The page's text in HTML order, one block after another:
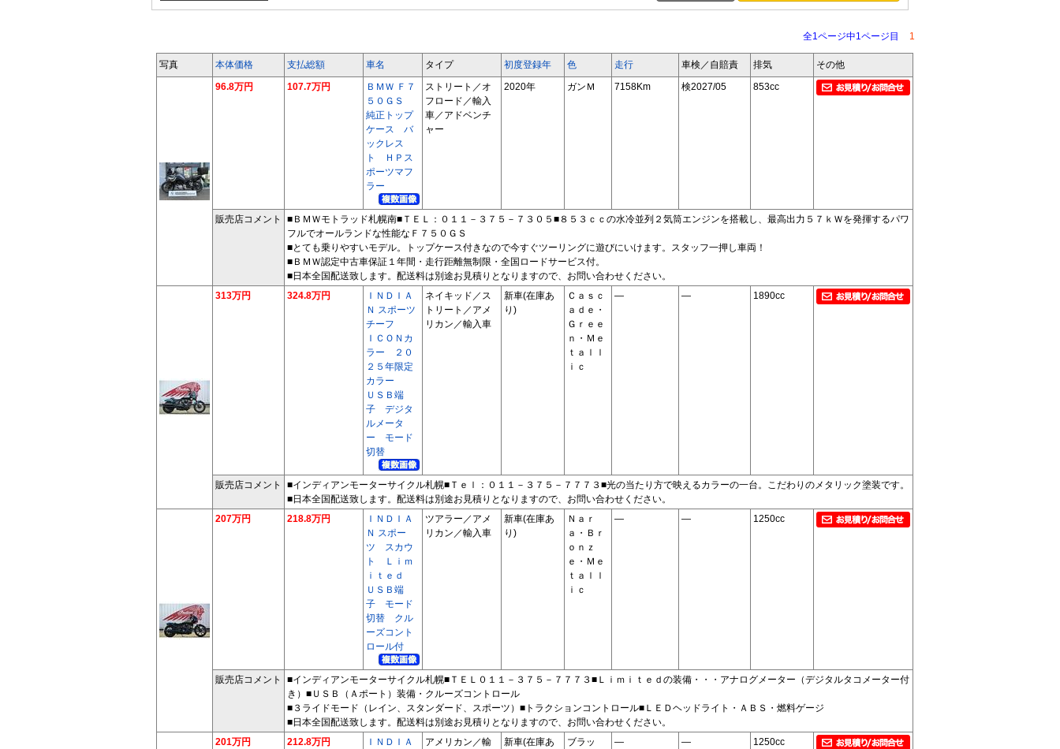
全1ページ中1ページ目 1
写真 本体価格 支払総額 車名 タイプ 初度登録年 色 走行 車検／自賠責 排気
その他
96.8万円
107.7万円
ＢＭＷ Ｆ７
５０ＧＳ
純正トップ
ケース バ
ックレス
ト ＨＰス
ポーツマフ
ラー
ストリート／オ
フロード／輸入
車／アドベンチ
ャー
2020年 ガンＭ 7158Km 検2027/05 853cc
販売店コメント
■ＢＭＷモトラッド札幌南■ＴＥＬ：０１１－３７５－７３０５■８５３ｃｃの水冷並列２気筒エンジンを搭載し、最高出力５７ｋＷを発揮するパワ
フルでオールランドな性能なＦ７５０ＧＳ
■とても乗りやすいモデル。トップケース付きなので今すぐツーリングに遊びにいけます。スタッフ一押し車両！
■ＢＭＷ認定中古車保証１年間・走行距離無制限・全国ロードサービス付。
■日本全国配送致します。配送料は別途お見積りとなりますので、お問い合わせください。
313万円
324.8万円
ＩＮＤＩＡ
Ｎ スポーツ
チーフ
ＩＣＯＮカ
ラー ２０
２５年限定
カラー
ＵＳＢ端
子 デジタ
ルメータ
ー モード
切替
ネイキッド／ス
トリート／アメ
リカン／輸入車
新車(在庫あ
り)
Ｃａｓｃ
ａｄｅ・
Ｇｒｅｅ
ｎ・Ｍｅ
ｔａｌｌ
ｉｃ
― ― 1890cc
販売店コメント
■インディアンモーターサイクル札幌■Ｔｅｌ：０１１－３７５－７７７３■光の当たり方で映えるカラーの一台。こだわりのメタリック塗装です。
■日本全国配送致します。配送料は別途お見積りとなりますので、お問い合わせください。
207万円
218.8万円
ＩＮＤＩＡ
Ｎ スポー
ツ スカウ
ト Ｌｉｍ
ｉｔｅｄ
ＵＳＢ端
子 モード
切替 クル
ーズコント
ロール付
ツアラー／アメ
リカン／輸入車
新車(在庫あ
り)
Ｎａｒ
ａ・Ｂｒ
ｏｎｚ
ｅ・Ｍｅ
ｔａｌｌ
ｉｃ
― ― 1250cc
販売店コメント
■インディアンモーターサイクル札幌■ＴＥＬ０１１－３７５－７７７３■Ｌｉｍｉｔｅｄの装備・・・アナログメーター（デジタルタコメーター付
き）■ＵＳＢ（Ａポート）装備・クルーズコントロール
■３ライドモード（レイン、スタンダード、スポーツ）■トラクションコントロール■ＬＥＤヘッドライト・ＡＢＳ・燃料ゲージ
■日本全国配送致します。配送料は別途お見積りとなりますので、お問い合わせください。
201万円
212.8万円
ＩＮＤＩＡ
アメリカン／輸
新車(在庫あ
ブラッ
― ― 1250cc